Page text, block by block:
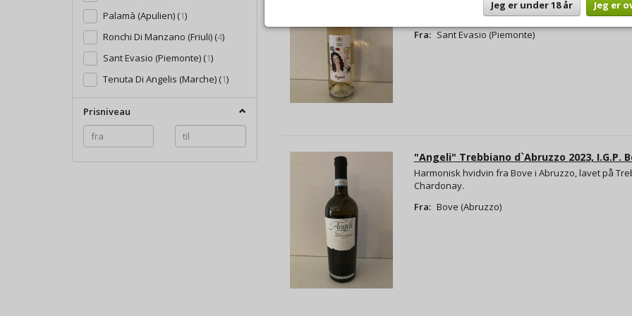
Palamà (Apulien) (1)
Ronchi Di Manzano (Friuli) (4)
Sant Evasio (Piemonte) (1)
Tenuta Di Angelis (Marche) (1)
Prisniveau
Fra: Sant Evasio (Piemonte)
"Angeli" Trebbiano d`Abruzzo 2023, I.G.P.
Harmonisk hvidvin fra Bove i Abruzzo, lavet på
Chardonay.
Fra: Bove (Abruzzo)
Jeg er under 18 år Jeg er